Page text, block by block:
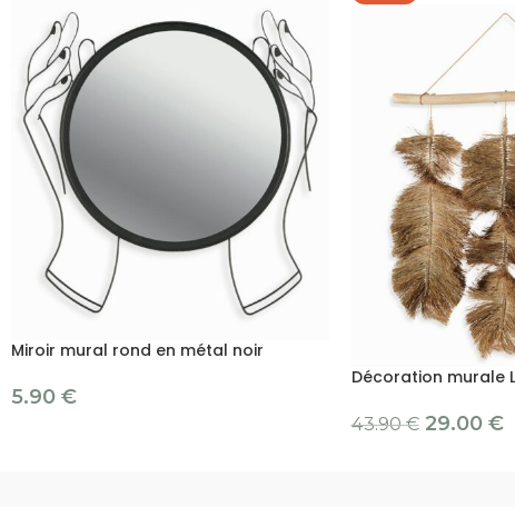
Miroir mural rond en métal noir
5.90 €
Décoration murale
43.90€ 29.00 €